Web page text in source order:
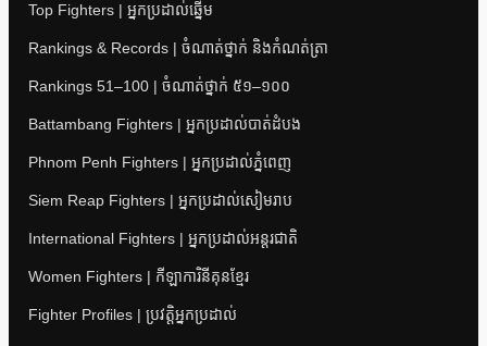
Top Fighters | អ្នកប្រដាល់ឆ្នើម
Rankings & Records | ចំណាត់ថ្នាក់ និងកំណត់ត្រា
Rankings 51–100 | ចំណាត់ថ្នាក់ ៥១–១០០
Battambang Fighters | អ្នកប្រដាល់បាត់ដំបង
Phnom Penh Fighters | អ្នកប្រដាល់ភ្នំពេញ
Siem Reap Fighters | អ្នកប្រដាល់សៀមរាប
International Fighters | អ្នកប្រដាល់អន្តរជាតិ
Women Fighters | កីឡាការិនីគុនខ្មែរ
Fighter Profiles | ប្រវត្តិអ្នកប្រដាល់